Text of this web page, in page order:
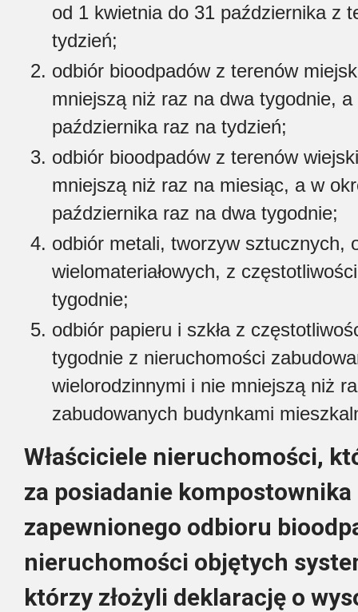
od 1 kwietnia do 31 października z
tydzień;
odbiór bioodpadów z terenów
mniejszą niż raz na dwa tygodnie,
października raz na tydzień;
odbiór bioodpadów z terenów
mniejszą niż raz na miesiąc, a w
października raz na dwa tygodnie;
odbiór metali, tworzyw sztucznych,
wielomateriałowych, z
tygodnie;
odbiór papieru i szkła z
tygodnie z nieruchomości
wielorodzinnymi i nie mniejszą niż
zabudowanych budynkami
Właściciele nieruchomości,
za posiadanie kompostownika
zapewnionego odbioru
nieruchomości objętych
którzy złożyli deklarację o